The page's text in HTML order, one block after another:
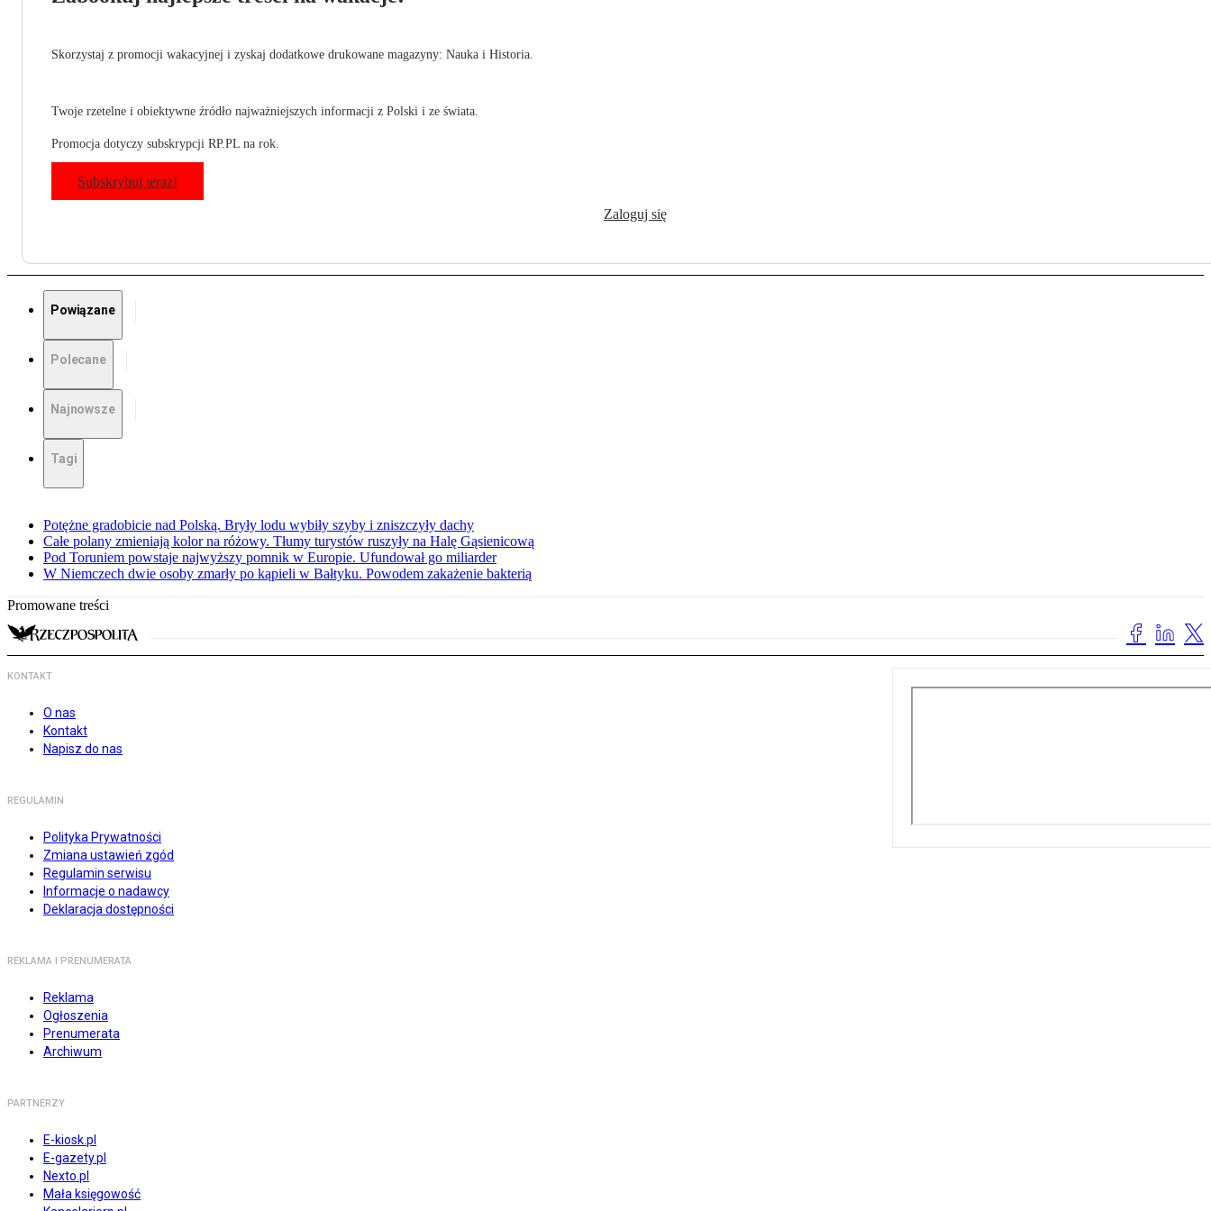
Skorzystaj z promocji wakacyjnej i zyskaj dodatkowe drukowane magazyny: Nauka i Historia.
Twoje rzetelne i obiektywne źródło najważniejszych informacji z Polski i ze świata.
Promocja dotyczy subskrypcji RP.PL na rok.
Subskrybuj teraz!
Zaloguj się
Powiązane
Polecane
Najnowsze
Tagi
Potężne gradobicie nad Polską. Bryły lodu wybiły szyby i zniszczyły dachy
Całe polany zmieniają kolor na różowy. Tłumy turystów ruszyły na Halę Gąsienicową
Pod Toruniem powstaje najwyższy pomnik w Europie. Ufundował go miliarder
W Niemczech dwie osoby zmarły po kąpieli w Bałtyku. Powodem zakażenie bakterią
Promowane treści
KONTAKT
O nas
Kontakt
Napisz do nas
REGULAMIN
Polityka Prywatności
Zmiana ustawień zgód
Regulamin serwisu
Informacje o nadawcy
Deklaracja dostępności
REKLAMA I PRENUMERATA
Reklama
Ogłoszenia
Prenumerata
Archiwum
PARTNERZY
E-kiosk.pl
E-gazety.pl
Nexto.pl
Mała księgowość